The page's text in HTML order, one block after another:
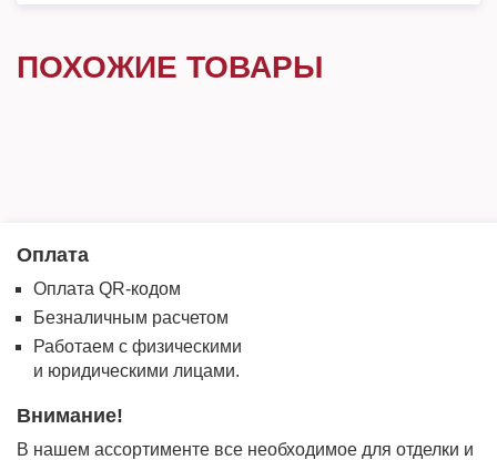
ПОХОЖИЕ ТОВАРЫ
Оплата
Оплата QR-кодом
Безналичным расчетом
Работаем с физическими
и юридическими лицами.
Внимание!
В нашем ассортименте все необходимое для отделки и